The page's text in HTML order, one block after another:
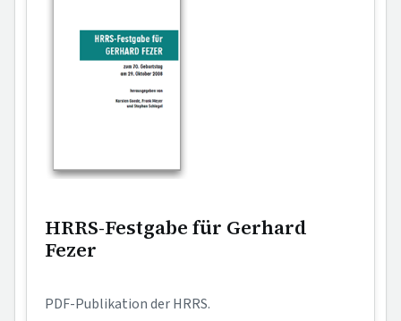
HRRS-Festgabe für Gerhard
Fezer
PDF-Publikation der HRRS.